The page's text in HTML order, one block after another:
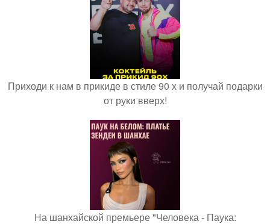
Приходи к нам в прикиде в стиле 90 х и получай подарки
от руки вверх!
На шанхайской премьере "Человека - Паука: